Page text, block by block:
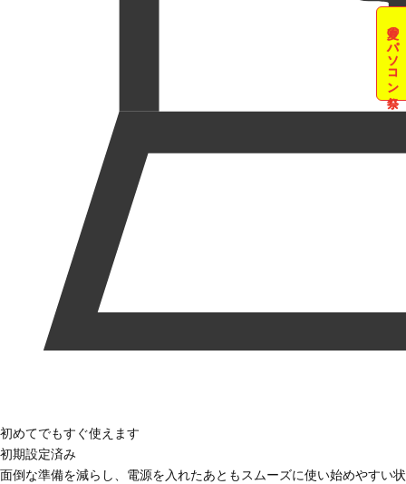
夏のパソコン祭
初めてでもすぐ使えます
初期設定済み
面倒な準備を減らし、電源を入れたあともスムーズに使い始めやすい